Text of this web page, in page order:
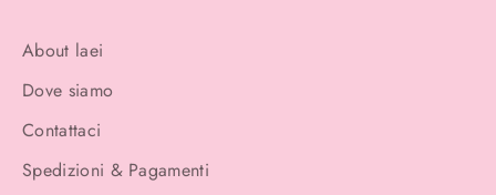
About laei
Dove siamo
Contattaci
Spedizioni & Pagamenti